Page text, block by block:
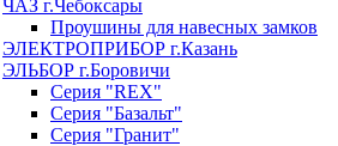
ЧАЗ г.Чебоксары
Проушины для навесных замков
ЭЛЕКТРОПРИБОР г.Казань
ЭЛЬБОР г.Боровичи
Серия "REX"
Серия "Базальт"
Серия "Гранит"